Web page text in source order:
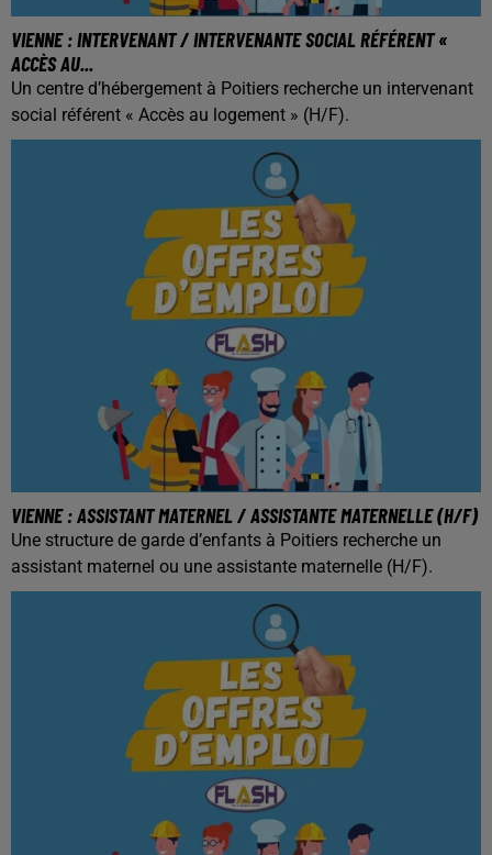
VIENNE : INTERVENANT / INTERVENANTE SOCIAL RÉFÉRENT «
ACCÈS AU...
Un centre d’hébergement à Poitiers recherche un intervenant
social référent « Accès au logement » (H/F).
VIENNE : ASSISTANT MATERNEL / ASSISTANTE MATERNELLE (H/F)
Une structure de garde d’enfants à Poitiers recherche un
assistant maternel ou une assistante maternelle (H/F).